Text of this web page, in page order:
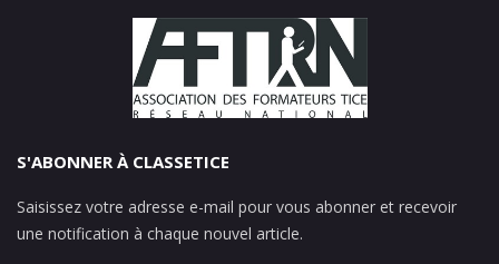
S'ABONNER À CLASSETICE
Saisissez votre adresse e-mail pour vous abonner et recevoir
une notification à chaque nouvel article.